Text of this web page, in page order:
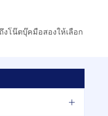
โน๊ตบุ๊คมือสองให้เลือก